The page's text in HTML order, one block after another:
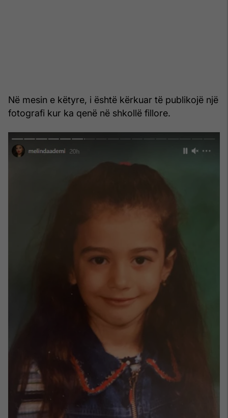
Në mesin e këtyre, i është kërkuar të publikojë një
fotografi kur ka qenë në shkollë fillore.